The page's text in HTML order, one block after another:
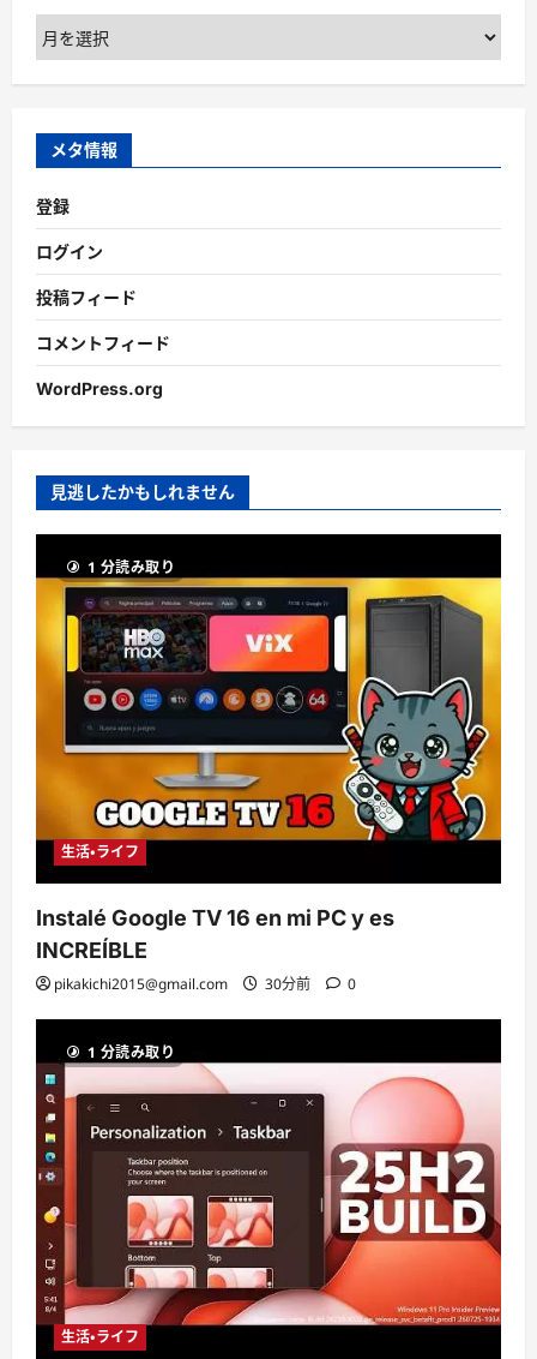
ア
ー
カ
ブ
メタ情報
登録
ログイン
投稿フィード
コメントフィード
WordPress.org
見逃したかもしれません
1 分読み取り
生活・ライフ
Instalé Google TV 16 en mi PC y es
INCREÍBLE
pikakichi2015@gmail.com 30分前 0
1 分読み取り
生活・ライフ